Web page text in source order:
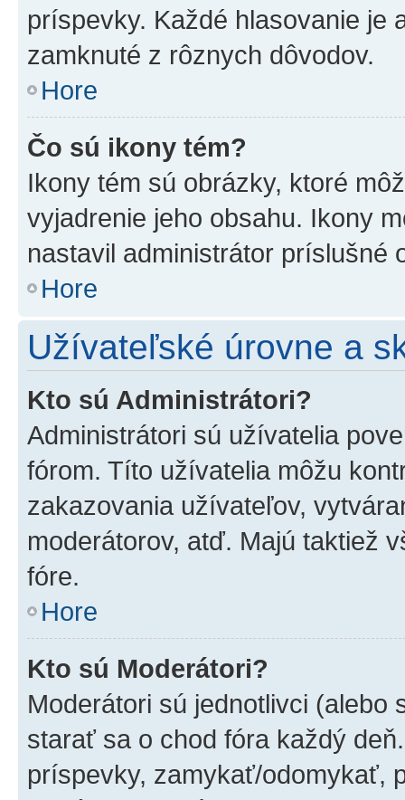
príspevky. Každé hlasovanie je
zamknuté z rôznych dôvodov.
Hore
Čo sú ikony tém?
Ikony tém sú obrázky, ktoré
vyjadrenie jeho obsahu. Ikony
nastavil administrátor príslušné
Hore
Užívateľské úrovne a
Kto sú Administrátori?
Administrátori sú užívatelia
fórom. Títo užívatelia môžu
zakazovania užívateľov,
moderátorov, atď. Majú taktiež
fóre.
Hore
Kto sú Moderátori?
Moderátori sú jednotlivci (alebo
starať sa o chod fóra každý
príspevky, zamykať/odomykať,